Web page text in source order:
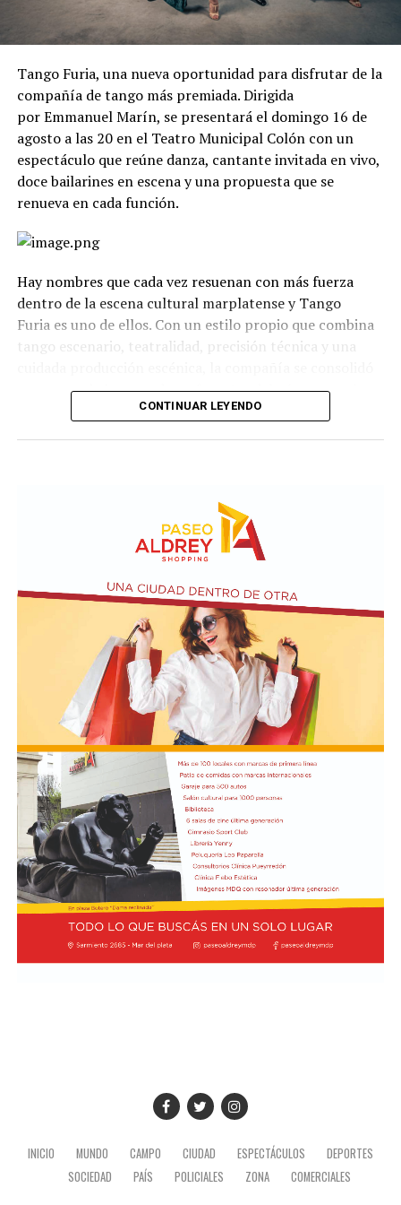
Tango Furia, una nueva oportunidad para disfrutar de la
compañía de tango más premiada. Dirigida
por Emmanuel Marín, se presentará el domingo 16 de
agosto a las 20 en el Teatro Municipal Colón con un
espectáculo que reúne danza, cantante invitada en vivo,
doce bailarines en escena y una propuesta que se
renueva en cada función.
Hay nombres que cada vez resuenan con más fuerza
dentro de la escena cultural marplatense y Tango
Furia es uno de ellos. Con un estilo propio que combina
tango escenario, teatralidad, precisión técnica y una
como uno de los grandes referentes del género en el
el espectáculo transita distintas emociones: el amor, la
pasión, los encuentros, las despedidas y toda la
intensidad que caracteriza al 2x4.
Incluye más de diez cambios de vestuario, un cuidado
diseño lumínico y escenas donde las diagonales, las
acrobacias, los firuletes y las coreografías
perfectamente sincronizadas convierten cada cuadro en
una demostración de virtuosismo, sensibilidad y trabajo
colectivo.
"Queremos que quienes todavía no conocen Tango
Furia descubran por qué el tango puede emocionar a
todas las generaciones. Y que quienes ya vivieron una de
nuestras funciones tengan ganas de volver, porque cada
presentación renueva la experiencia. Detrás de cada
función hay meses de ensayo y un enorme trabajo en
equipo para emocionar y sorprender al
público", expresa Emmanuel Marín.
La compañía también llevó su espectáculo al exterior
tras participar del Festival Mood Indigo, en India, y
realizar una gira por Europa. Además, recibió
la Declaración de Interés Cultural como Embajadores
CONTINUAR LEYENDO
INICIO MUNDO CAMPO CIUDAD ESPECTÁCULOS
DEPORTES
SOCIEDAD
PAÍS POLICIALES ZONA COMERCIALES